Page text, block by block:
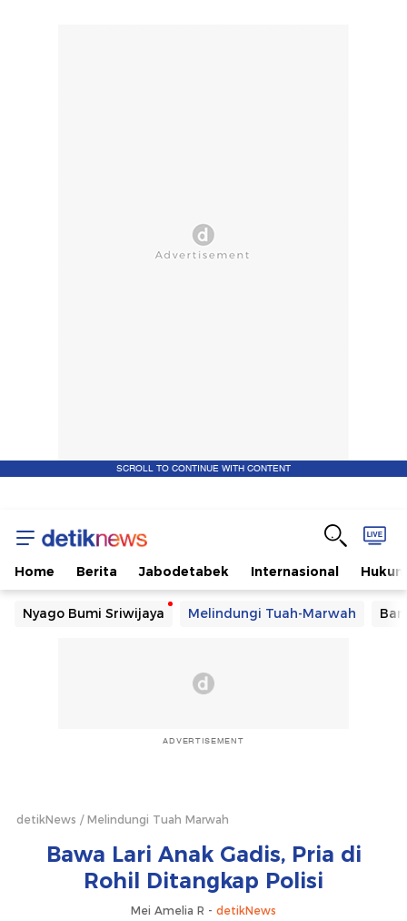
SCROLL TO CONTINUE WITH CONTENT
Home Berita Jabodetabek Internasional Hukum
Nyago Bumi Sriwijaya Melindungi Tuah-Marwah
ADVERTISEMENT
detikNews Melindungi Tuah Marwah
Bawa Lari Anak Gadis, Pria di
Rohil Ditangkap Polisi
Mei Amelia R - detikNews